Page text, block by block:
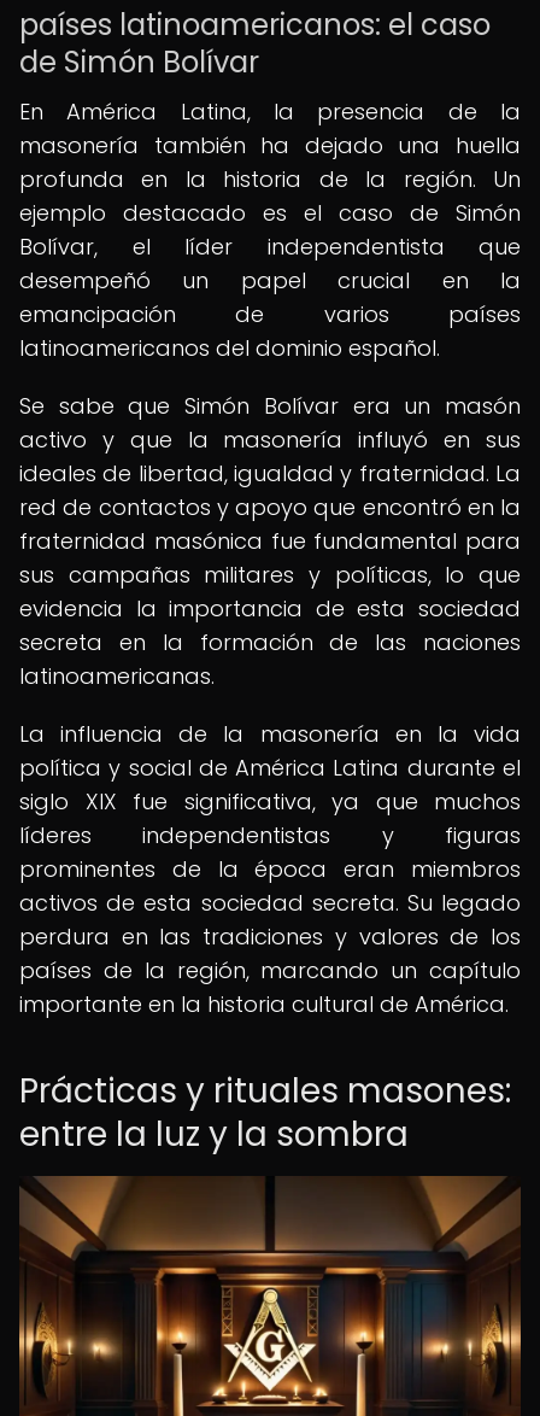
países latinoamericanos: el caso
de Simón Bolívar
En América Latina, la presencia de la
masonería también ha dejado una huella
profunda en la historia de la región. Un
ejemplo destacado es el caso de Simón
Bolívar, el líder independentista que
desempeñó un papel crucial en la
emancipación de varios países
latinoamericanos del dominio español.
Se sabe que Simón Bolívar era un masón
activo y que la masonería influyó en sus
ideales de libertad, igualdad y fraternidad. La
red de contactos y apoyo que encontró en la
fraternidad masónica fue fundamental para
sus campañas militares y políticas, lo que
evidencia la importancia de esta sociedad
secreta en la formación de las naciones
latinoamericanas.
La influencia de la masonería en la vida
política y social de América Latina durante el
siglo XIX fue significativa, ya que muchos
líderes independentistas y figuras
prominentes de la época eran miembros
activos de esta sociedad secreta. Su legado
perdura en las tradiciones y valores de los
países de la región, marcando un capítulo
importante en la historia cultural de América.
Prácticas y rituales masones:
entre la luz y la sombra